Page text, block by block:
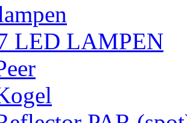
LED LAMPEN